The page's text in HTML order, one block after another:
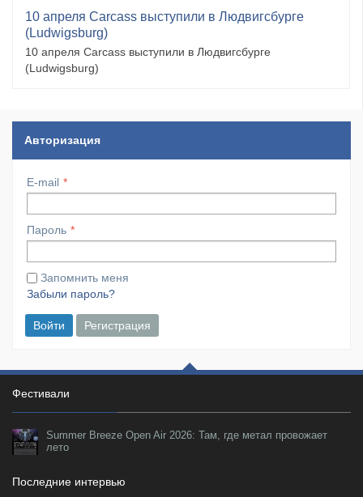
10 апреля Carcass выступили в Людвигсбурге
(Ludwigsburg)
10 апреля Carcass выступили в Людвигсбурге
(Ludwigsburg)
Авторизация
E-mail
Пароль
Запомнить меня
Забыли пароль?
Войти Регистрация
Фестивали
Summer Breeze Open Air 2026: Там, где метал провожает
лето
Последние интервью